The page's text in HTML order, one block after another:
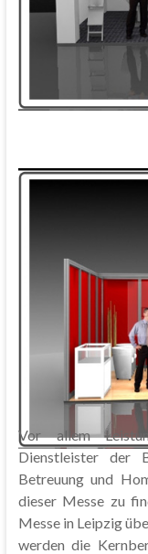
Vor allem
Dienstleister der
Betreuung und
dieser Messe zu
Messe in Leipzig
werden die